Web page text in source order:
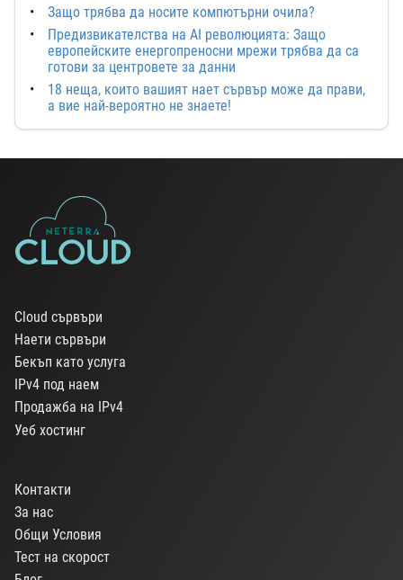
Защо трябва да носите компютърни очила?
Предизвикателства на AI революцията: Защо
европейските енергопреносни мрежи трябва да са
готови за центровете за данни
18 неща, които вашият нает сървър може да прави,
а вие най-вероятно не знаете!
Cloud сървъри
Наети сървъри
Бекъп като услуга
IPv4 под наем
Продажба на IPv4
Уеб хостинг
Контакти
За нас
Общи Условия
Тест на скорост